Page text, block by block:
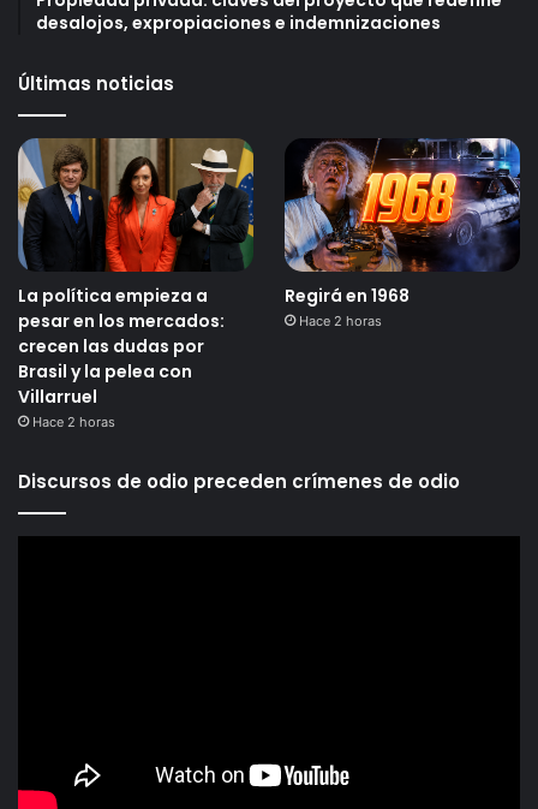
desalojos, expropiaciones e indemnizaciones
Últimas noticias
La política empieza a
pesar en los mercados:
crecen las dudas por
Brasil y la pelea con
Villarruel
Hace 2 horas
Regirá en 1968
Hace 2 horas
Discursos de odio preceden crímenes de odio